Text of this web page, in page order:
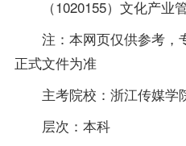
（1020155）文化产业
注：本网页仅供参考，
正式文件为准
主考院校：浙江传媒学
层次：本科